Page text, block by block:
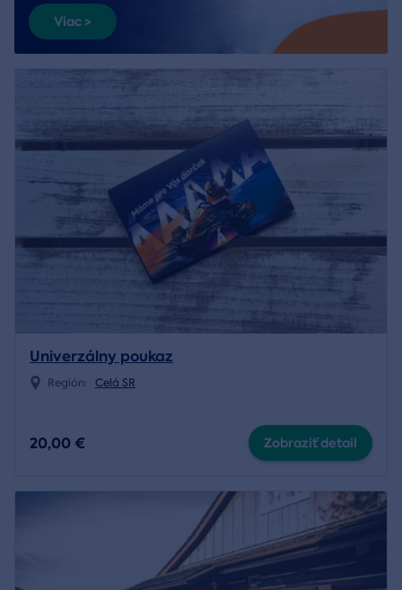
Viac >
Univerzálny poukaz
Región: Celá SR
20,00 € Zobraziť detail